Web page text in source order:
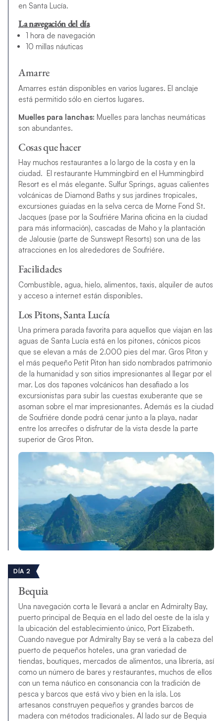
en Santa Lucía.
La navegación del día
1 hora de navegación
10 millas náuticas
Amarre
Amarres están disponibles en varios lugares. El anclaje
está permitido sólo en ciertos lugares.
Muelles para lanchas: Muelles para lanchas neumáticas
son abundantes.
Cosas que hacer
Hay muchos restaurantes a lo largo de la costa y en la
ciudad. El restaurante Hummingbird en el Hummingbird
Resort es el más elegante. Sulfur Springs, aguas calientes
volcánicas de Diamond Baths y sus jardines tropicales,
excursiones guiadas en la selva cerca de Morne Fond St.
Jacques (pase por la Soufriére Marina oficina en la ciudad
para más información), cascadas de Maho y la plantación
de Jalousie (parte de Sunswept Resorts) son una de las
atracciones en los alrededores de Soufriére.
Facilidades
Combustible, agua, hielo, alimentos, taxis, alquiler de autos
y acceso a internet están disponibles.
Los Pitons, Santa Lucía
Una primera parada favorita para aquellos que viajan en las
aguas de Santa Lucía está en los pitones, cónicos picos
que se elevan a más de 2.000 pies del mar. Gros Piton y
el más pequeño Petit Piton han sido nombrados patrimonio
de la humanidad y son sitios impresionantes al llegar por el
mar. Los dos tapones volcánicos han desafiado a los
excursionistas para subir las cuestas exuberante que se
asoman sobre el mar impresionantes. Además es la ciudad
de Soufriére donde podrá cenar junto a la playa, nadar
entre los arrecifes o disfrutar de la vista desde la parte
superior de Gros Piton.
DÍA 2
Bequia
Una navegación corta le llevará a anclar en Admiralty Bay,
puerto principal de Bequia en el lado del oeste de la isla y
la ubicación del establecimiento único, Port Elizabeth.
Cuando navegue por Admiralty Bay se verá a la cabeza del
puerto de pequeños hoteles, una gran variedad de
tiendas, boutiques, mercados de alimentos, una librería, así
como un número de bares y restaurantes, muchos de ellos
con un tema náutico en consonancia con la tradición de
pesca y barcos que está vivo y bien en la isla. Los
artesanos construyen pequeños y grandes barcos de
madera con métodos tradicionales. Al lado sur de Bequia